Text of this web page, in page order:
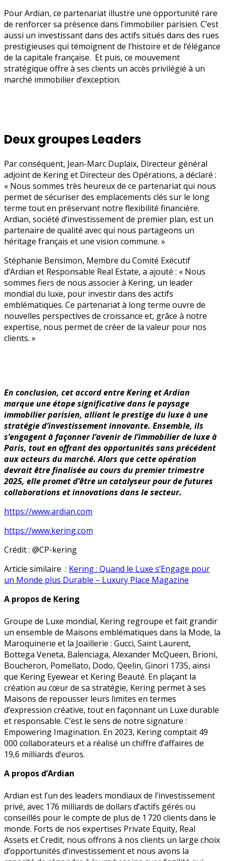
Pour Ardian, ce partenariat illustre une opportunité rare
de renforcer sa présence dans l’immobilier parisien. C’est
aussi un investissant dans des actifs situés dans des rues
prestigieuses qui témoignent de l’histoire et de l’élégance
de la capitale française. Et puis, ce mouvement
stratégique offre à ses clients un accès privilégié à un
marché immobilier d’exception.
Deux groupes Leaders
Par conséquent, Jean-Marc Duplaix, Directeur général
adjoint de Kering et Directeur des Opérations, a déclaré :
« Nous sommes très heureux de ce partenariat qui nous
permet de sécuriser des emplacements clés sur le long
terme tout en préservant notre flexibilité financière.
Ardian, société d’investissement de premier plan, est un
partenaire de qualité avec qui nous partageons un
héritage français et une vision commune. »
Stéphanie Bensimon, Membre du Comité Exécutif
d’Ardian et Responsable Real Estate, a ajouté : « Nous
sommes fiers de nous associer à Kering, un leader
mondial du luxe, pour investir dans des actifs
emblématiques. Ce partenariat à long terme ouvre de
nouvelles perspectives de croissance et, grâce à notre
expertise, nous permet de créer de la valeur pour nos
clients. »
En conclusion, cet accord entre Kering et Ardian
marque une étape significative dans le paysage
immobilier parisien, alliant le prestige du luxe à une
stratégie d’investissement innovante. Ensemble, ils
s’engagent à façonner l’avenir de l’immobilier de luxe à
Paris, tout en offrant des opportunités sans précédent
aux acteurs du marché. Alors que cette opération
devrait être finalisée au cours du premier trimestre
2025, elle promet d’être un catalyseur pour de futures
collaborations et innovations dans le secteur.
https://www.ardian.com
https://www.kering.com
Crédit : @CP-kering
Article similaire : Kering : Quand le Luxe s’Engage pour
un Monde plus Durable – Luxury Place Magazine
A propos de Kering
Groupe de Luxe mondial, Kering regroupe et fait grandir
un ensemble de Maisons emblématiques dans la Mode, la
Maroquinerie et la Joaillerie : Gucci, Saint Laurent,
Bottega Veneta, Balenciaga, Alexander McQueen, Brioni,
Boucheron, Pomellato, Dodo, Qeelin, Ginori 1735, ainsi
que Kering Eyewear et Kering Beauté. En plaçant la
création au cœur de sa stratégie, Kering permet à ses
Maisons de repousser leurs limites en termes
d’expression créative, tout en façonnant un Luxe durable
et responsable. C’est le sens de notre signature :
Empowering Imagination. En 2023, Kering comptait 49
000 collaborateurs et a réalisé un chiffre d’affaires de
19,6 milliards d’euros.
A propos d’Ardian
Ardian est l’un des leaders mondiaux de l’investissement
privé, avec 176 milliards de dollars d’actifs gérés ou
conseillés pour le compte de plus de 1 720 clients dans le
monde. Forts de nos expertises Private Equity, Real
Assets et Credit, nous offrons à nos clients un large choix
d’opportunités d’investissement et nous avons la